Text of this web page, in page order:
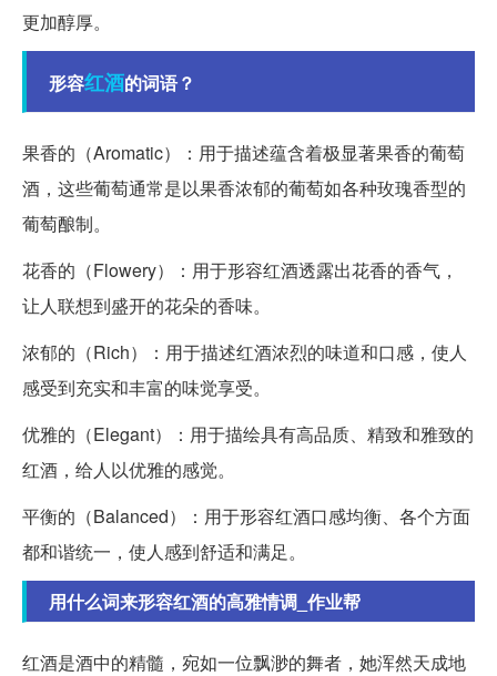
更加醇厚。
形容红酒的词语？
果香的（Aromatic）：用于描述蕴含着极显著果香的葡萄
酒，这些葡萄通常是以果香浓郁的葡萄如各种玫瑰香型的
葡萄酿制。
花香的（Flowery）：用于形容红酒透露出花香的香气，
让人联想到盛开的花朵的香味。
浓郁的（Rich）：用于描述红酒浓烈的味道和口感，使人
感受到充实和丰富的味觉享受。
优雅的（Elegant）：用于描绘具有高品质、精致和雅致的
红酒，给人以优雅的感觉。
平衡的（Balanced）：用于形容红酒口感均衡、各个方面
都和谐统一，使人感到舒适和满足。
用什么词来形容红酒的高雅情调_作业帮
红酒是酒中的精髓，宛如一位飘渺的舞者，她浑然天成地